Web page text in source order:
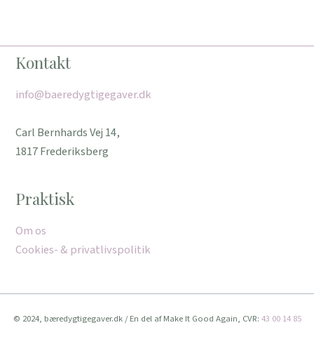
Kontakt
info@baeredygtigegaver.dk
Carl Bernhards Vej 14,
1817 Frederiksberg
Praktisk
Om os
Cookies- & privatlivspolitik
© 2024, bæredygtigegaver.dk / En del af Make It Good Again, CVR: 43 00 14 85